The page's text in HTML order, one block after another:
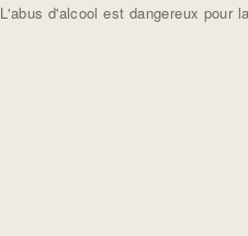
L'abus d'alcool est dangereux pour